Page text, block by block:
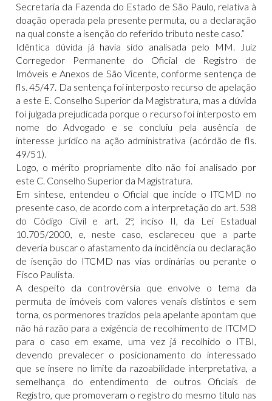
Secretaria da Fazenda do Estado de São Paulo, relativa à
doação operada pela presente permuta, ou a declaração
na qual conste a isenção do referido tributo neste caso.”
Idêntica dúvida já havia sido analisada pelo MM. Juiz
Corregedor Permanente do Oficial de Registro de
Imóveis e Anexos de São Vicente, conforme sentença de
fls. 45/47. Da sentença foi interposto recurso de apelação
a este E. Conselho Superior da Magistratura, mas a dúvida
foi julgada prejudicada porque o recurso foi interposto em
nome do Advogado e se concluiu pela ausência de
interesse jurídico na ação administrativa (acórdão de fls.
49/51).
Logo, o mérito propriamente dito não foi analisado por
este C. Conselho Superior da Magistratura.
Em síntese, entendeu o Oficial que incide o ITCMD no
presente caso, de acordo com a interpretação do art. 538
do Código Civil e art. 2º, inciso II, da Lei Estadual
10.705/2000, e, neste caso, esclareceu que a parte
deveria buscar o afastamento da incidência ou declaração
de isenção do ITCMD nas vias ordinárias ou perante o
Fisco Paulista.
A despeito da controvérsia que envolve o tema da
permuta de imóveis com valores venais distintos e sem
torna, os pormenores trazidos pela apelante apontam que
não há razão para a exigência de recolhimento de ITCMD
para o caso em exame, uma vez já recolhido o ITBI,
devendo prevalecer o posicionamento do interessado
que se insere no limite da razoabilidade interpretativa, a
semelhança do entendimento de outros Oficiais de
Registro, que promoveram o registro do mesmo título nas